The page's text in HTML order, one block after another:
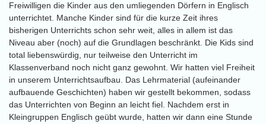
Freiwilligen die Kinder aus den umliegenden Dörfern in Englisch
unterrichtet. Manche Kinder sind für die kurze Zeit ihres
bisherigen Unterrichts schon sehr weit, alles in allem ist das
Niveau aber (noch) auf die Grundlagen beschränkt. Die Kids sind
total liebenswürdig, nur teilweise den Unterricht im
Klassenverband noch nicht ganz gewohnt. Wir hatten viel Freiheit
in unserem Unterrichtsaufbau. Das Lehrmaterial (aufeinander
aufbauende Geschichten) haben wir gestellt bekommen, sodass
das Unterrichten von Beginn an leicht fiel. Nachdem erst in
Kleingruppen Englisch geübt wurde, hatten wir dann eine Stunde